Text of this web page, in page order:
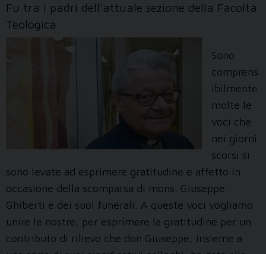
Fu tra i padri dell'attuale sezione della Facoltà
Teologica
Sono
comprens
ibilmente
molte le
voci che
nei giorni
scorsi si
sono levate ad esprimere gratitudine e affetto in
occasione della scomparsa di mons. Giuseppe
Ghiberti e dei suoi funerali. A queste voci vogliamo
unire le nostre, per esprimere la gratitudine per un
contributo di rilievo che don Giuseppe, insieme a